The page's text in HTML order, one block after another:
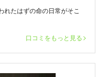
れたはずの命の日常がそこ
口コミをもっと見る